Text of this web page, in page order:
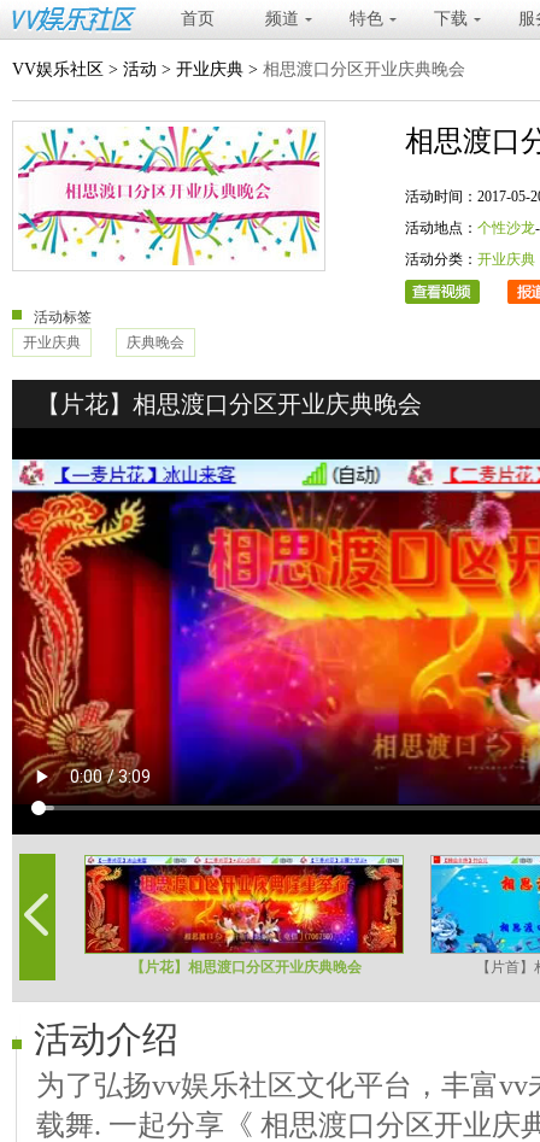
首页 频道 特色 下载 服
VV娱乐社区 > 活动 > 开业庆典 > 相思渡口分区开业庆典晚会
相思渡口
活动时间：2017-05-
活动地点： 个性沙龙
活动分类： 开业庆典
活动标签
开业庆典
庆典晚会
【片花】相思渡口分区开业庆典晚会
【片花】相思渡口分区开业庆典晚会 【片首
活动介绍
为了弘扬vv娱乐社区文化平台，丰富
载舞. 一起分享《 相思渡口分区开业庆